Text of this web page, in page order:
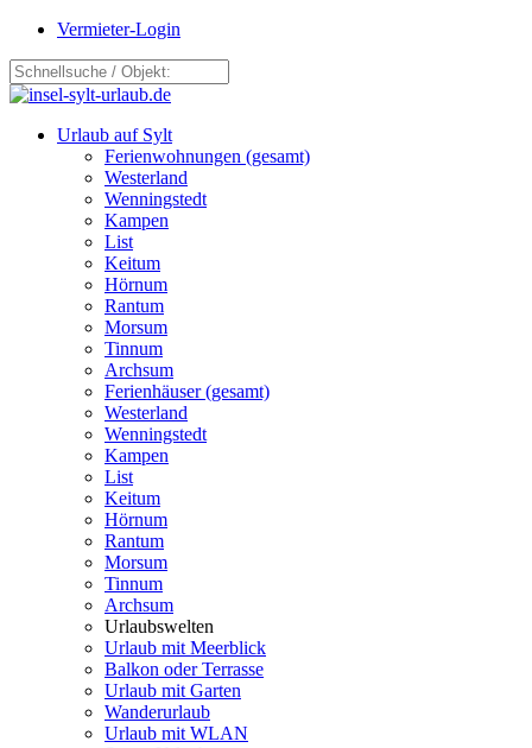
Vermieter-Login
Urlaub auf Sylt
Ferienwohnungen (gesamt)
Westerland
Wenningstedt
Kampen
List
Keitum
Hörnum
Rantum
Morsum
Tinnum
Archsum
Ferienhäuser (gesamt)
Westerland
Wenningstedt
Kampen
List
Keitum
Hörnum
Rantum
Morsum
Tinnum
Archsum
Urlaubswelten
Urlaub mit Meerblick
Balkon oder Terrasse
Urlaub mit Garten
Wanderurlaub
Urlaub mit WLAN